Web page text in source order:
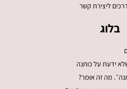
ליצירת קשר
בלוג